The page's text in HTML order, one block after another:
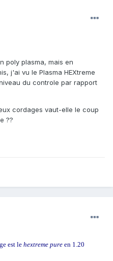
poly plasma, mais en
j'ai vu le Plasma HEXtreme
du controle par rapport
cordages vaut-elle le coup
??
est lehextreme pure en 1.20